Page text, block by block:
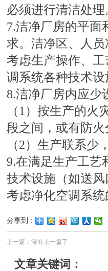
必须进行清洁处理
7.洁净厂房的平面
求。洁净区、人
考虑生产操作、
调系统各种技术
8.洁净厂房内应少
（1）按生产的
段之间，或有防
（2）生产联系
9.在满足生产工艺
技术设施（如送
考虑净化空调系
分享到：
上一篇：没有上一篇了
文章关键词：